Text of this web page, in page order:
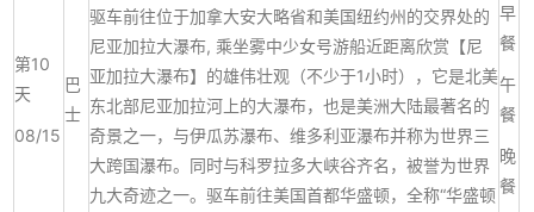
第10
天
08/15
巴
士
驱车前往位于加拿大安大略省和美国纽约州的交界处的
尼亚加拉大瀑布, 乘坐雾中少女号游船近距离欣赏【尼
亚加拉大瀑布】的雄伟壮观（不少于1小时），它是北美
东北部尼亚加拉河上的大瀑布，也是美洲大陆最著名的
奇景之一，与伊瓜苏瀑布、维多利亚瀑布并称为世界三
大跨国瀑布。同时与科罗拉多大峡谷齐名，被誉为世界
九大奇迹之一。驱车前往美国首都华盛顿，全称“华盛顿
早
餐
午
餐
晚
餐